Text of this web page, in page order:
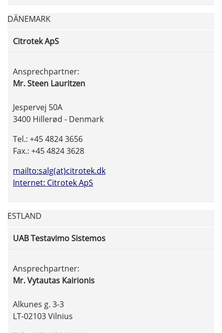
DÄNEMARK
Citrotek ApS
Ansprechpartner:
Mr. Steen Lauritzen
Jespervej 50A
3400 Hillerød - Denmark
Tel.: +45 4824 3656
Fax.: +45 4824 3628
mailto:salg(at)citrotek.dk
Internet: Citrotek ApS
ESTLAND
UAB Testavimo Sistemos
Ansprechpartner:
Mr. Vytautas Kairionis
Alkunes g. 3-3
LT-02103 Vilnius